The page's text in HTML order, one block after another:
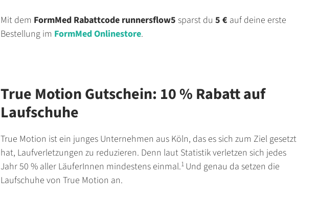
Mit dem FormMed Rabattcode runnersflow5 sparst du 5 € auf deine erste
Bestellung im FormMed Onlinestore.
True Motion Gutschein: 10 % Rabatt auf
Laufschuhe
True Motion ist ein junges Unternehmen aus Köln, das es sich zum Ziel gesetzt
hat, Laufverletzungen zu reduzieren. Denn laut Statistik verletzen sich jedes
Jahr 50 % aller LäuferInnen mindestens einmal.1 Und genau da setzen die
Laufschuhe von True Motion an.